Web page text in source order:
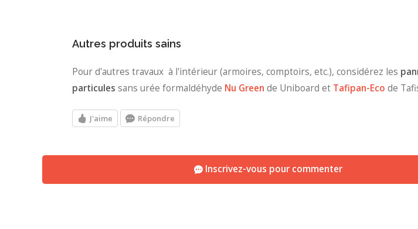
Autres produits sains
Pour d'autres travaux à l'intérieur (armoires, comptoirs, etc.), considérez les
particules sans urée formaldéhyde Nu Green de Uniboard et Tafipan-Eco de
J'aime Répondre
Inscrivez-vous pour commenter